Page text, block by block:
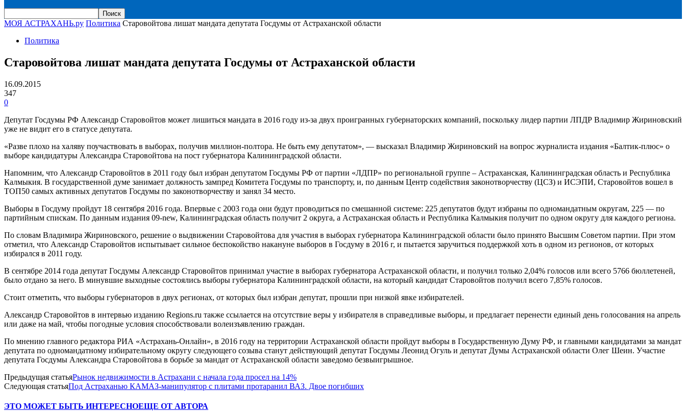
МОЯ АСТРАХАНЬ.ру Политика Старовойтова лишат мандата депутата Госдумы от Астраханской области
Политика
Старовойтова лишат мандата депутата Госдумы от Астраханской области
16.09.2015
347
0
Депутат Госдумы РФ Александр Старовойтов может лишиться мандата в 2016 году из-за двух проигранных губернаторских компаний, поскольку лидер партии ЛПДР Владимир Жириновский
уже не видит его в статусе депутата.
«Разве плохо на халяву поучаствовать в выборах, получив миллион-полтора. Не быть ему депутатом», — высказал Владимир Жириновский на вопрос журналиста издания «Балтик-плюс» о
выборе кандидатуры Александра Старовойтова на пост губернатора Калининградской области.
Напомним, что Александр Старовойтов в 2011 году был избран депутатом Госдумы РФ от партии «ЛДПР» по региональной группе – Астраханская, Калининградская область и Республика
Калмыкия. В государственной думе занимает должность зампред Комитета Госдумы по транспорту, и, по данным Центр содействия законотворчеству (ЦСЗ) и ИСЭПИ, Старовойтов вошел в
ТОП50 самых активных депутатов Госдумы по законотворчеству и занял 34 место.
Выборы в Госдуму пройдут 18 сентября 2016 года. Впервые с 2003 года они будут проводиться по смешанной системе: 225 депутатов будут избраны по одномандатным округам, 225 — по
партийным спискам. По данным издания 09-new, Калининградская область получит 2 округа, а Астраханская область и Республика Калмыкия получит по одном округу для каждого региона.
По словам Владимира Жириновского, решение о выдвижении Старовойтова для участия в выборах губернатора Калининградской области было принято Высшим Советом партии. При этом
отметил, что Александр Старовойтов испытывает сильное беспокойство накануне выборов в Госдуму в 2016 г, и пытается заручиться поддержкой хоть в одном из регионов, от которых
избирался в 2011 году.
В сентябре 2014 года депутат Госдумы Александр Старовойтов принимал участие в выборах губернатора Астраханской области, и получил только 2,04% голосов или всего 5766 бюллетеней,
было отдано за него. В минувшие выходные состоялись выборы губернатора Калининградской области, на который кандидат Старовойтов получил всего 7,85% голосов.
Стоит отметить, что выборы губернаторов в двух регионах, от которых был избран депутат, прошли при низкой явке избирателей.
Александр Старовойтов в интервью изданию Regions.ru также ссылается на отсутствие веры у избирателя в справедливые выборы, и предлагает перенести единый день голосования на апрель
или даже на май, чтобы погодные условия способствовали волеизъявлению граждан.
По мнению главного редактора РИА «Астрахань-Онлайн», в 2016 году на территории Астраханской области пройдут выборы в Государственную Думу РФ, и главными кандидатами за мандат
депутата по одномандатному избирательному округу следующего созыва станут действующий депутат Госдумы Леонид Огуль и депутат Думы Астраханской области Олег Шеин. Участие
депутата Госдумы Александра Старовойтова в борьбе за мандат от Астраханской области заведомо безвыигрышное.
Предыдущая статьяРынок недвижимости в Астрахани с начала года просел на 14%
Следующая статьяПод Астраханью КАМАЗ-манипулятор с плитами протаранил ВАЗ. Двое погибших
ЭТО МОЖЕТ БЫТЬ ИНТЕРЕСНОЕЩЕ ОТ АВТОРА